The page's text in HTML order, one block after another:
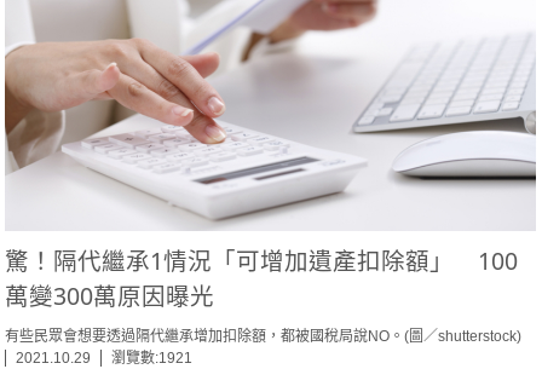
驚！隔代繼承1情況「可增加遺產扣除額」 100
萬變300萬原因曝光
有些民眾會想要透過隔代繼承增加扣除額，都被國稅局說NO。(圖／shutterstock)
2021.10.29
瀏覽數:1921